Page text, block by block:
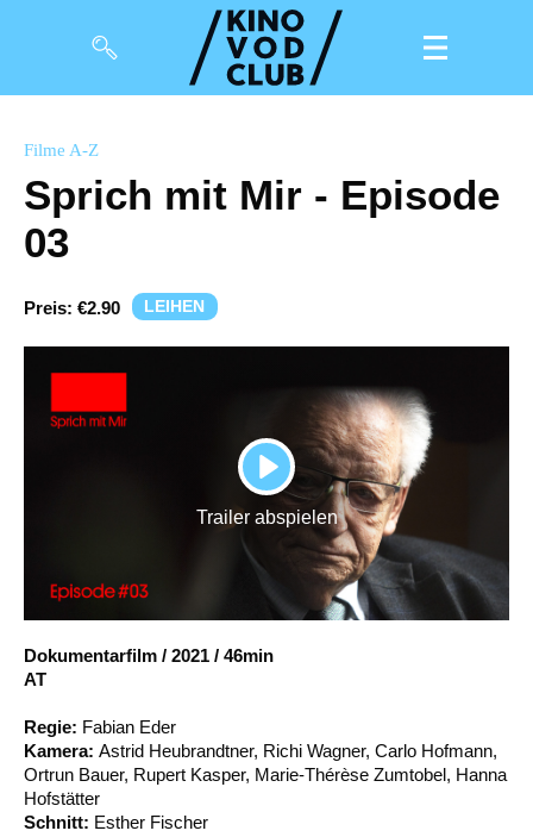
Magazin
Events
Gutscheine
& Filmpässe
Suche
Filme A-Z
Sprich mit Mir - Episode
03
Preis: €2.90 LEIHEN
PLAY
Trailer abspielen
Dokumentarfilm / 2021 / 46min
AT
Regie: Fabian Eder
Kamera: Astrid Heubrandtner, Richi Wagner, Carlo Hofmann,
Ortrun Bauer, Rupert Kasper, Marie-Thérèse Zumtobel, Hanna
Hofstätter
Schnitt: Esther Fischer